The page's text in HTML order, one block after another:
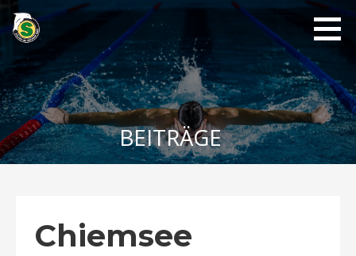
Zum
Inhalt
springen
Delphin
1889
BEITRÄGE
Chiemsee